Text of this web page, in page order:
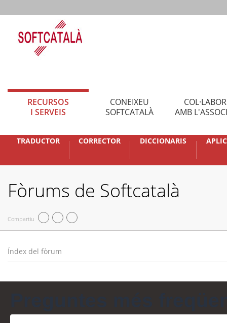
RECURSOS
I SERVEIS
CONEIXEU
SOFTCATALÀ
AMB
TRADUCTOR CORRECTOR DICCIONARIS
Fòrums de Softcatalà
Compartiu
Índex del fòrum